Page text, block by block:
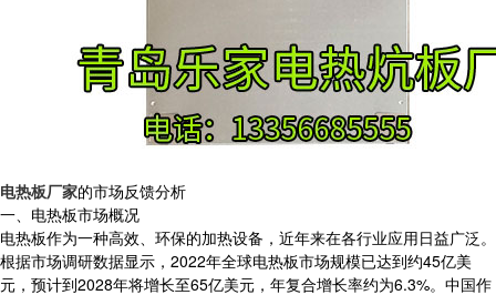
电热板厂家的市场反馈分析
一、电热板市场概况
电热板作为一种高效、环保的加热设备，近年来在各行业应用日益广泛。
根据市场调研数据显示，2022年全球电热板市场规模已达到约45亿美
元，预计到2028年将增长至65亿美元，年复合增长率约为6.3%。中国作